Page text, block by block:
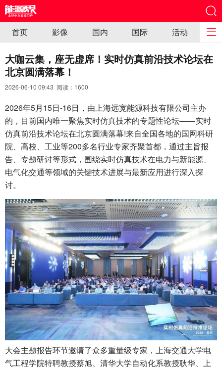
首页 影像 国内 国际 活动
大咖云集，座无虚席！实时仿真前沿技术论坛在
北京圆满落幕！
2026-06-10 09:43 阅读： 1600
2026年5月15日-16日，由上海远宽能源科技有限公司主办
的，目前国内唯一聚焦实时仿真技术的专题性论坛——实时
仿真前沿技术论坛在北京圆满落幕!来自全国各地的国网科研
院、高校、工业等200多名行业专家齐聚首都，通过主旨报
告、专题研讨等形式，围绕实时仿真技术在电力与新能源、
电气化交通等领域的关键技术进展与最新应用进行深入探
讨。
大会主题报告环节邀请了众多重量级专家，上海交通大学电
气工程学院特聘教授蔡旭、清华大学自动化系教授耿华、上